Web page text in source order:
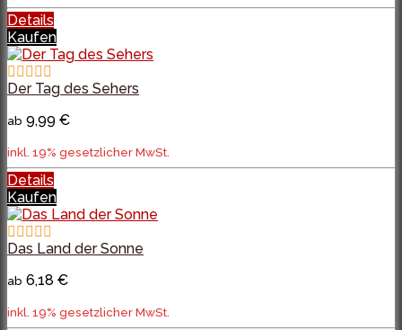
Details
Kaufen
Der Tag des Sehers
ab 9,99 €
inkl. 19% gesetzlicher MwSt.
Details
Kaufen
Das Land der Sonne
ab 6,18 €
inkl. 19% gesetzlicher MwSt.